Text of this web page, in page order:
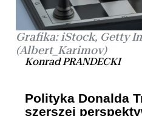
Grafika: iStock, Getty
(Albert_Karimov)
Konrad PRANDECKI
Polityka Donalda
szerszej